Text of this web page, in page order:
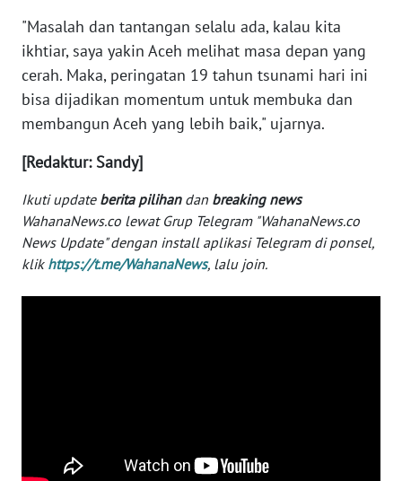
"Masalah dan tantangan selalu ada, kalau kita
ikhtiar, saya yakin Aceh melihat masa depan yang
cerah. Maka, peringatan 19 tahun tsunami hari ini
bisa dijadikan momentum untuk membuka dan
membangun Aceh yang lebih baik," ujarnya.
[Redaktur: Sandy]
Ikuti update berita pilihandan breaking news
WahanaNews.co lewat Grup Telegram "WahanaNews.co
News Update" dengan install aplikasi Telegram di ponsel,
klik https://t.me/WahanaNews, lalu join.
WN
RIAU
WN
SERAMBI
JAMBI
WN
SULTRA
SULBAR